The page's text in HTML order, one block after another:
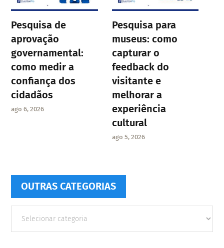
Pesquisa de
aprovação
governamental:
como medir a
confiança dos
cidadãos
ago 6, 2026
Pesquisa para
museus: como
capturar o
feedback do
visitante e
melhorar a
experiência
cultural
ago 5, 2026
OUTRAS CATEGORIAS
Categorias